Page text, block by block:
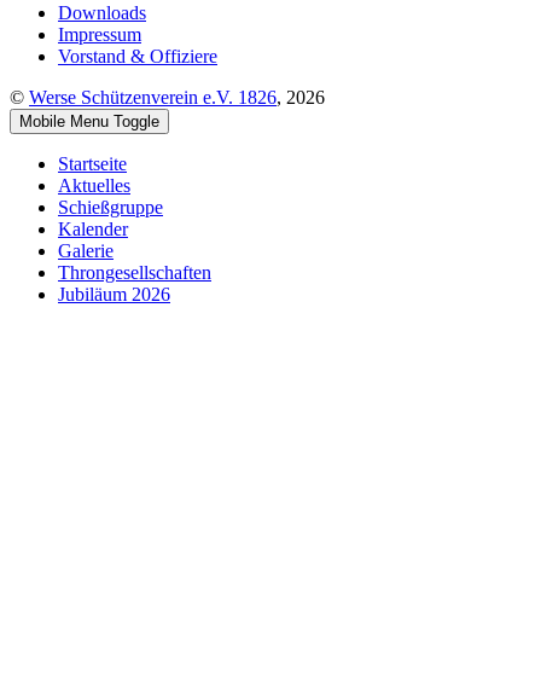
Downloads
Impressum
Vorstand & Offiziere
© Werse Schützenverein e.V. 1826, 2026
Mobile Menu Toggle
Startseite
Aktuelles
Schießgruppe
Kalender
Galerie
Throngesellschaften
Jubiläum 2026